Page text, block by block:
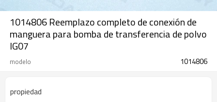
1014806 Reemplazo completo de conexión de
manguera para bomba de transferencia de polvo
IG07
modelo 1014806
propiedad